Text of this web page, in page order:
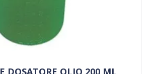
DOSATORE OLIO 200 ML